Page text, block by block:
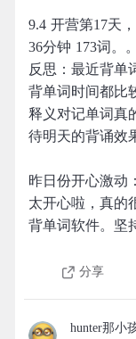
9.4 开营第17天，
36分钟 173词。。
反思：最近背单
背单词时间都比
释义对记单词真
待明天的背诵效
昨日份开心激动
太开心啦，真的
背单词软件。坚
分享
hunter那小